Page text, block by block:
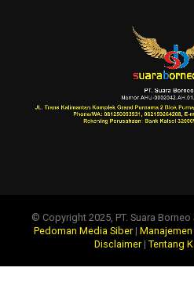
© Copyright 2025, PT. Suara
Pedoman Media Siber|
Disclaimer| Tentang